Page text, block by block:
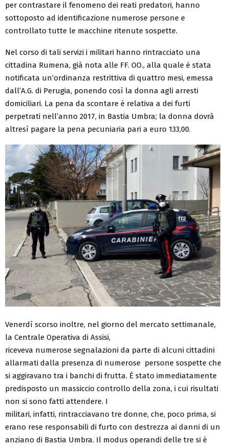
per contrastare il fenomeno dei reati predatori, hanno
sottoposto ad identificazione numerose persone e
controllato tutte le macchine ritenute sospette.
Nel corso di tali servizi i militari hanno rintracciato una
cittadina Rumena, già nota alle FF. OO., alla quale è stata
notificata un’ordinanza restrittiva di quattro mesi, emessa
dall’A.G. di Perugia, ponendo così la donna agli arresti
domiciliari. La pena da scontare è relativa a dei furti
perpetrati nell’anno 2017, in Bastia Umbra; la donna dovrà
altresì pagare la pena pecuniaria pari a euro 133,00.
Venerdì scorso inoltre, nel giorno del mercato settimanale,
la Centrale Operativa di Assisi,
riceveva numerose segnalazioni da parte di alcuni cittadini
allarmati dalla presenza di numerose persone sospette che
si aggiravano tra i banchi di frutta. È stato immediatamente
predisposto un massiccio controllo della zona, i cui risultati
non si sono fatti attendere. I
militari, infatti, rintracciavano tre donne, che, poco prima, si
erano rese responsabili di furto con destrezza ai danni di un
anziano di Bastia Umbra. Il modus operandi delle tre si è